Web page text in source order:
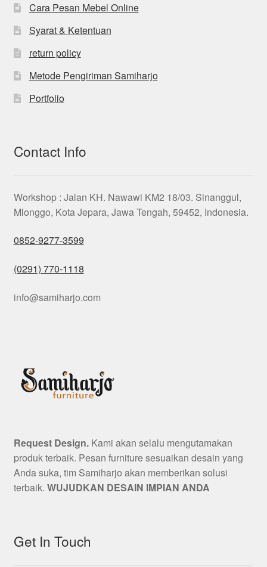
Cara Pesan Mebel Online
Syarat & Ketentuan
return policy
Metode Pengiriman Samiharjo
Portfolio
Contact Info
Workshop : Jalan KH. Nawawi KM2 18/03. Sinanggul,
Mlonggo, Kota Jepara, Jawa Tengah, 59452, Indonesia.
0852-9277-3599
(0291) 770-1118
info@samiharjo.com
Request Design.Kami akan selalu mengutamakan
produk terbaik. Pesan furniture sesuaikan desain yang
Anda suka, tim Samiharjo akan memberikan solusi
terbaik. WUJUDKAN DESAIN IMPIAN ANDA
Get In Touch